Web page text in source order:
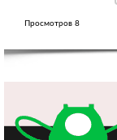
Просмотров 8